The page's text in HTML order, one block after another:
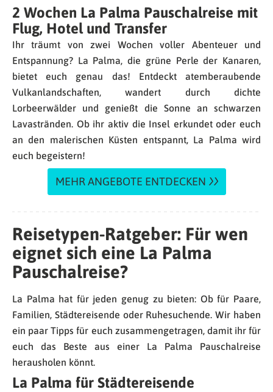
2 Wochen La Palma Pauschalreise mit
Flug, Hotel und Transfer
Ihr träumt von zwei Wochen voller Abenteuer und
Entspannung? La Palma, die grüne Perle der Kanaren,
bietet euch genau das! Entdeckt atemberaubende
Vulkanlandschaften, wandert durch dichte
Lorbeerwälder und genießt die Sonne an schwarzen
Lavastränden. Ob ihr aktiv die Insel erkundet oder euch
an den malerischen Küsten entspannt, La Palma wird
euch begeistern!
MEHR ANGEBOTE ENTDECKEN
Reisetypen-Ratgeber: Für wen
eignet sich eine La Palma
Pauschalreise?
La Palma hat für jeden genug zu bieten: Ob für Paare,
Familien, Städtereisende oder Ruhesuchende. Wir haben
ein paar Tipps für euch zusammengetragen, damit ihr für
euch das Beste aus einer La Palma Pauschalreise
herausholen könnt.
La Palma für Städtereisende